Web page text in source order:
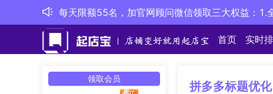
每天限额55名，加官网顾问微信领取三大权益：1.
首页 实时
领取会员
拼多多标题优化